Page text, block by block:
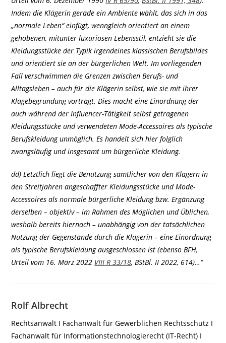
Indem die Klägerin gerade ein Ambiente wählt, das sich in das
„normale Leben“ einfügt, wenngleich orientiert an einem
gehobenen, mitunter luxuriösen Lebensstil, entzieht sie die
Kleidungsstücke der Typik irgendeines klassischen Berufsbildes
und orientiert sie an der bürgerlichen Welt. Im vorliegenden
Fall verschwimmen die Grenzen zwischen Berufs- und
Alltagsleben – auch für die Klägerin selbst, wie sie mit ihrer
Klagebegründung vorträgt. Dies macht eine Einordnung der
auch während der Influencer-Tätigkeit selbst getragenen
Kleidungsstücke und verwendeten Mode-Accessoires als typische
Berufskleidung unmöglich. Es handelt sich hier folglich
zwangsläufig und insgesamt um bürgerliche Kleidung.
dd) Letztlich liegt die Benutzung sämtlicher von den Klägern in
den Streitjahren angeschaffter Kleidungsstücke und Mode-
Accessoires als normale bürgerliche Kleidung bzw. Ergänzung
derselben – objektiv – im Rahmen des Möglichen und Üblichen,
weshalb bereits hiernach – unabhängig von der tatsächlichen
Nutzung der Gegenstände durch die Klägerin – eine Einordnung
als typische Berufskleidung ausgeschlossen ist (ebenso BFH,
Urteil vom 16. März 2022 VIII R 33/18, BStBl. II 2022, 614)…“
Rolf Albrecht
Rechtsanwalt I Fachanwalt für Gewerblichen Rechtsschutz I
Fachanwalt für Informationstechnologierecht (IT-Recht) I